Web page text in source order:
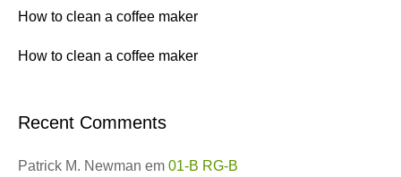
How to clean a coffee maker
How to clean a coffee maker
Recent Comments
Patrick M. Newman em 01-B RG-B